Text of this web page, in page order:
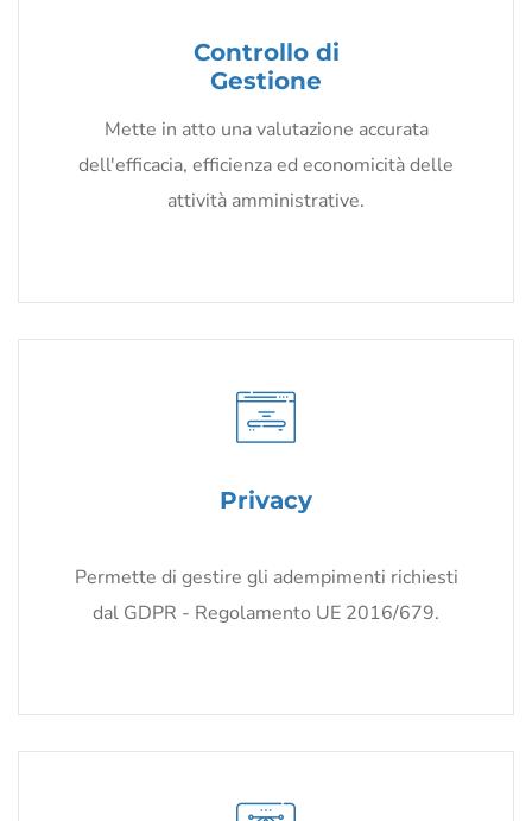
Controllo di
Gestione
Mette in atto una valutazione accurata
dell'efficacia, efficienza ed economicità delle
attività amministrative.
Privacy
Permette di gestire gli adempimenti richiesti
dal GDPR - Regolamento UE 2016/679.